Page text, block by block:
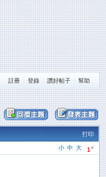
註冊 登錄 讚好帖子 幫助
打印
1#
大
中
小